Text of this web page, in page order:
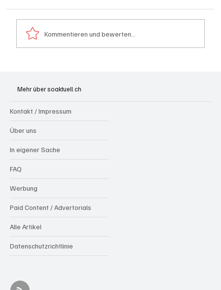
Kommentieren und bewerten...
Mehr über soaktuell.ch
Kontakt / Impressum
Über uns
In eigener Sache
FAQ
Werbung
Paid Content / Advertorials
Alle Artikel
Datenschutzrichtlinie